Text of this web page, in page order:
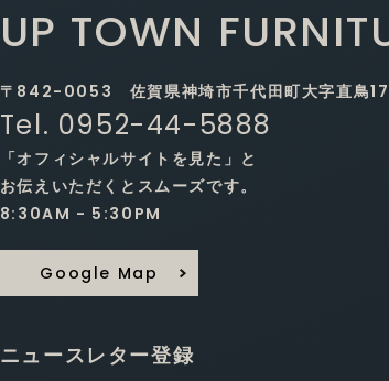
UP TOWN
〒842-0053 佐賀県神埼市千代田町大字直鳥
Tel. 0952-44-5888
「オフィシャルサイトを見た」と
お伝えいただくとスムーズです。
8:30AM - 5:30PM
Google Map
ニュースレター登録